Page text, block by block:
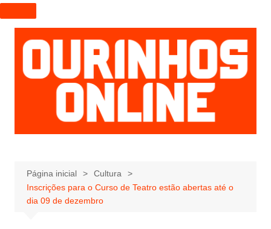
I
r
p
a
r
a
e
ú
d
Página inicial
Cultura
Inscrições para o Curso de Teatro estão abertas até o
dia 09 de dezembro